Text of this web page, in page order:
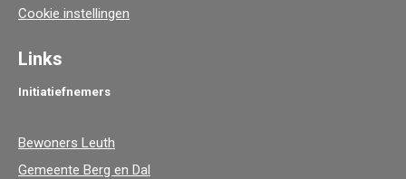
Cookie instellingen
Links
Initiatiefnemers
Bewoners Leuth
Gemeente Berg en Dal